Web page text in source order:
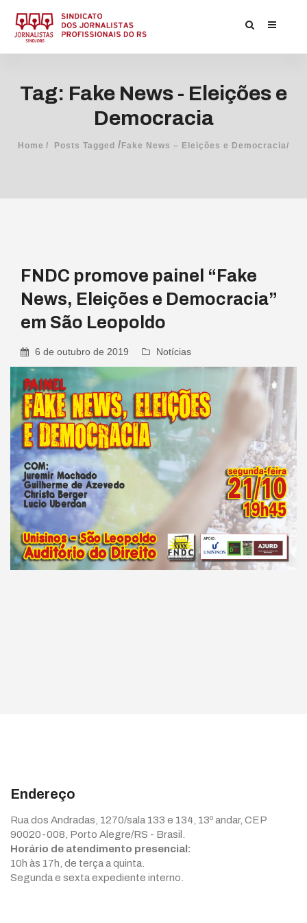
Tag: Fake News - Eleições e
Democracia
Home Posts Tagged / Fake News – Eleições e Democracia/
FNDC promove painel “Fake
News, Eleições e Democracia”
em São Leopoldo
6 de outubro de 2019 Notícias
Endereço
Rua dos Andradas, 1270/sala 133 e 134, 13º andar, CEP
90020-008, Porto Alegre/RS - Brasil.
Horário de atendimento presencial:
10h às 17h, de terça a quinta.
Segunda e sexta expediente interno.